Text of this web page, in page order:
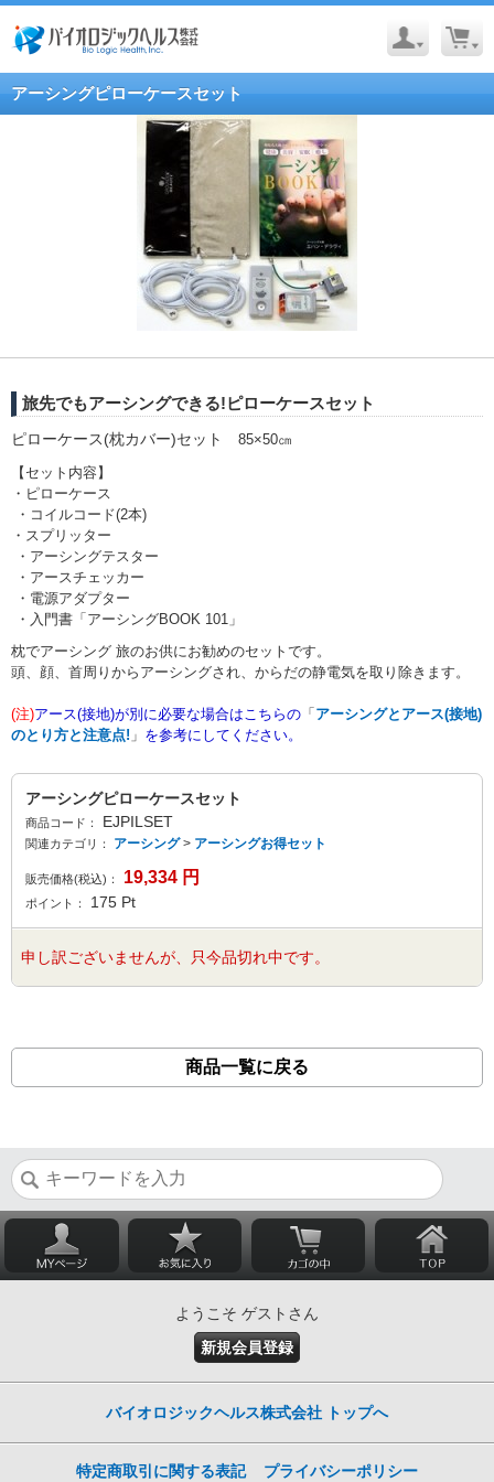
アーシングピローケースセット
旅先でもアーシングできる!ピローケースセット
ピローケース(枕カバー)セット 85×50㎝
【セット内容】
・ピローケース
・コイルコード(2本)
・スプリッター
・アーシングテスター
・アースチェッカー
・電源アダプター
・入門書「アーシングBOOK 101」
枕でアーシング 旅のお供にお勧めのセットです。
頭、顔、首周りからアーシングされ、からだの静電気を取り除きます。
(注)アース(接地)が別に必要な場合はこちらの 「 アーシングとアース(接地)
のとり方と注意点! 」 を参考にしてください。
アーシングピローケースセット
商品コード： EJPILSET
関連カテゴリ： アーシング> アーシングお得セット
販売価格(税込)： 19,334 円
ポイント： 175 Pt
申し訳ございませんが、只今品切れ中です。
商品一覧に戻る
ようこそ ゲストさん
新規会員登録
バイオロジックヘルス株式会社 トップへ
特定商取引に関する表記 プライバシーポリシー